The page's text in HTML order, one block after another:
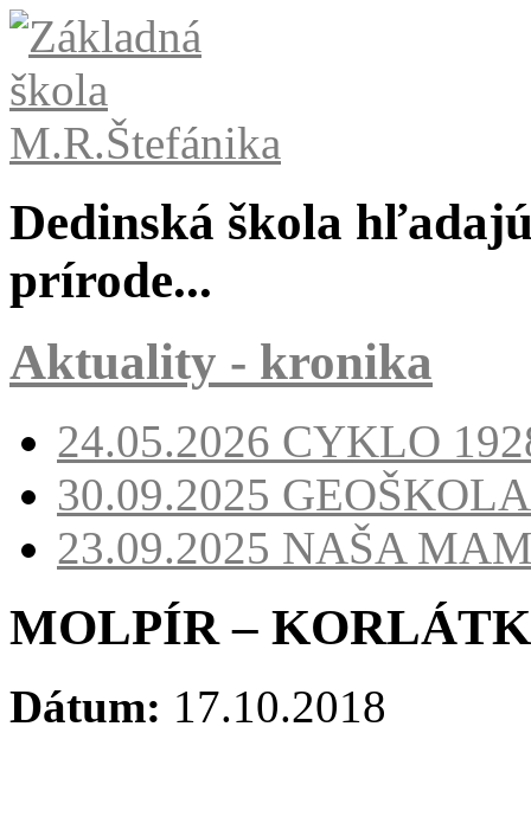
Dedinská škola
prírode...
Aktuality - kronika
24.05.2026 CYKLO
30.09.2025
23.09.2025 NAŠA
MOLPÍR –
Dátum: 17.10.2018